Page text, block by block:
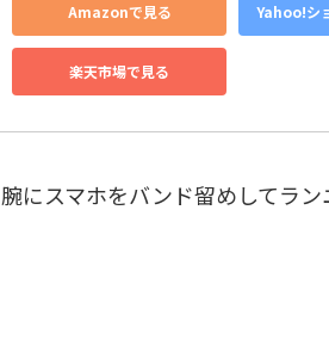
Amazonで見る Yahoo!シ
楽天市場で見る
にスマホをバンド留めしてラ